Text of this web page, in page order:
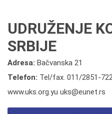
UDRUŽENJE
SRBIJE
Adresa: Bačvanska 21
Telefon: Tel/fax. 011/2851-
www.uks.org.yu uks@eunet.rs